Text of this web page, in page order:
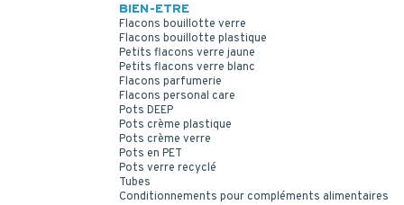
BIEN-ETRE
Flacons bouillotte verre
Flacons bouillotte plastique
Petits flacons verre jaune
Petits flacons verre blanc
Flacons parfumerie
Flacons personal care
Pots DEEP
Pots crème plastique
Pots crème verre
Pots en PET
Pots verre recyclé
Tubes
Conditionnements pour compléments alimentaires